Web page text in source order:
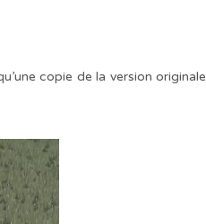
copie de la version originale